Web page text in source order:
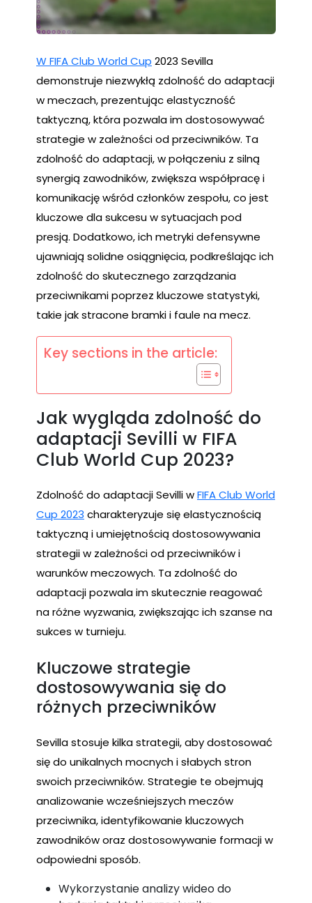
W FIFA Club World Cup 2023 Sevilla
demonstruje niezwykłą zdolność do adaptacji
w meczach, prezentując elastyczność
taktyczną, która pozwala im dostosowywać
strategie w zależności od przeciwników. Ta
zdolność do adaptacji, w połączeniu z silną
synergią zawodników, zwiększa współpracę i
komunikację wśród członków zespołu, co jest
kluczowe dla sukcesu w sytuacjach pod
presją. Dodatkowo, ich metryki defensywne
ujawniają solidne osiągnięcia, podkreślając ich
zdolność do skutecznego zarządzania
przeciwnikami poprzez kluczowe statystyki,
takie jak stracone bramki i faule na mecz.
Key sections in the article:
Jak wygląda zdolność do
adaptacji Sevilli w FIFA
Club World Cup 2023?
Zdolność do adaptacji Sevilli wFIFA Club World
Cup 2023 charakteryzuje się elastycznością
taktyczną i umiejętnością dostosowywania
strategii w zależności od przeciwników i
warunków meczowych. Ta zdolność do
adaptacji pozwala im skutecznie reagować
na różne wyzwania, zwiększając ich szanse na
sukces w turnieju.
Kluczowe strategie
dostosowywania się do
różnych przeciwników
Sevilla stosuje kilka strategii, aby dostosować
się do unikalnych mocnych i słabych stron
swoich przeciwników. Strategie te obejmują
analizowanie wcześniejszych meczów
przeciwnika, identyfikowanie kluczowych
zawodników oraz dostosowywanie formacji w
odpowiedni sposób.
Wykorzystanie analizy wideo do